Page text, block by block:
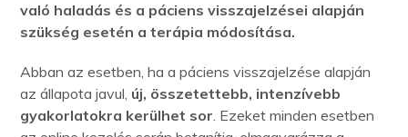
való haladás és a páciens visszajelzései alapján
szükség esetén a terápia módosítása.
Abban az esetben, ha a páciens visszajelzése alapján
az állapota javul, új, összetettebb, intenzívebb
gyakorlatokra kerülhet sor. Ezeket minden esetben